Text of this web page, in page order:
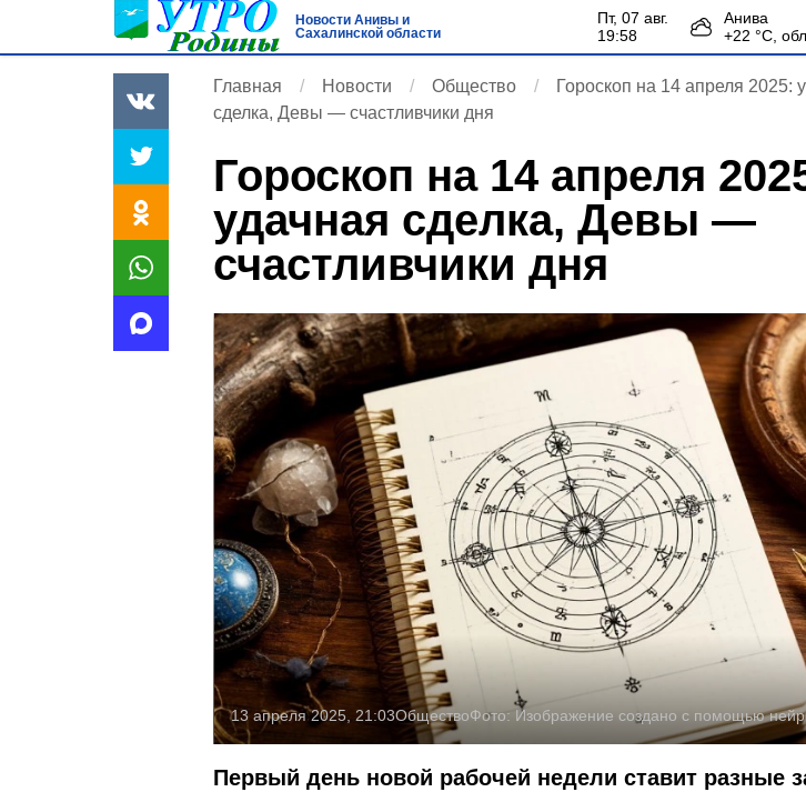
Новости Анивы и
Сахалинской области
пт, 07 авг.
19:58
Анива
+22 °С,
Главная Новости Общество
Гороскоп на 14 апреля 2025:
сделка, Девы — счастливчики дня
Гороскоп на 14 апреля
удачная сделка, Девы —
счастливчики дня
13 апреля 2025, 21:03ОбществоФото: Изображение создано с помощью
Первый день новой рабочей недели ставит разные